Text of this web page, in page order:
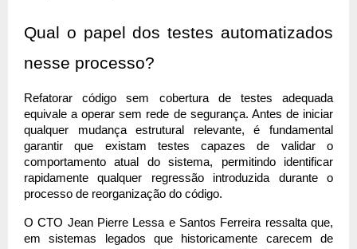
Qual o papel dos testes automatizados
nesse processo?
Refatorar código sem cobertura de testes adequada
equivale a operar sem rede de segurança. Antes de iniciar
qualquer mudança estrutural relevante, é fundamental
garantir que existam testes capazes de validar o
comportamento atual do sistema, permitindo identificar
rapidamente qualquer regressão introduzida durante o
processo de reorganização do código.
O CTO Jean Pierre Lessa e Santos Ferreira ressalta que,
em sistemas legados que historicamente carecem de